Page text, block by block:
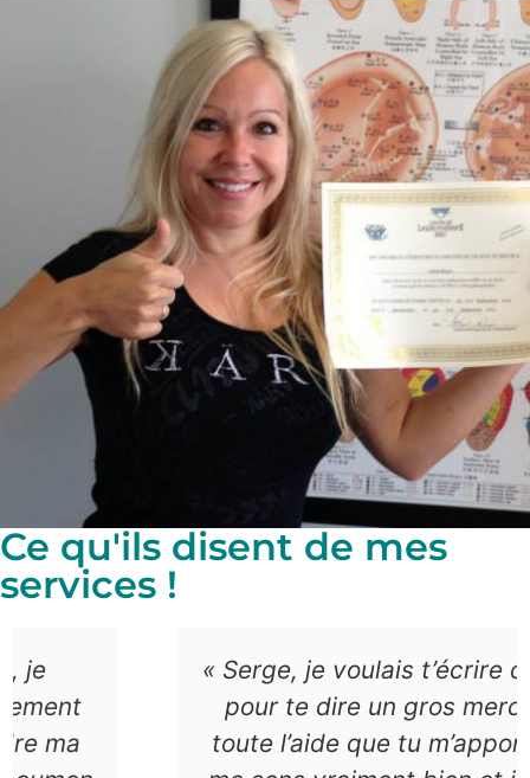
Ce qu'ils disent de mes
services !
« Serge, je voulais t’écrire ce matin
pour te dire un gros merci pour
toute l’aide que tu m’apportes. Je